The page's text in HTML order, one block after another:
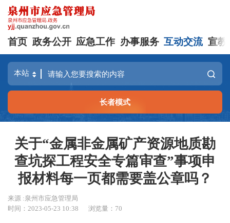
首页 政务公开 应急工作 办事服务 互动交流 宣教
长者模式
关于“金属非金属矿产资源地质勘
查坑探工程安全专篇审查”事项申
报材料每一页都需要盖公章吗？
来源 :泉州市应急管理局
时间：2023-05-23 10:38
浏览量： 70